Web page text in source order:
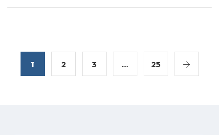
1 2 3 … 25